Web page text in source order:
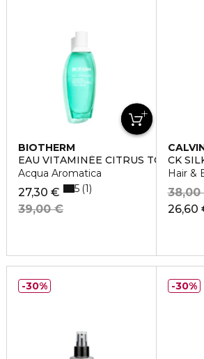
BIOTHERM
EAU VITAMINÉE CITRUS TONIC
Acqua Aromatica
27,30 €
39,00 €
5 1
CK
Hair &
26,60
38,00
30% 30%